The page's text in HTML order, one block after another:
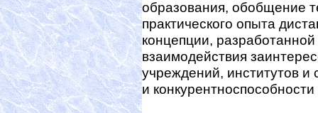
образования, обобщение
практического опыта
концепции,
взаимодействия
учреждений, институтов и
и